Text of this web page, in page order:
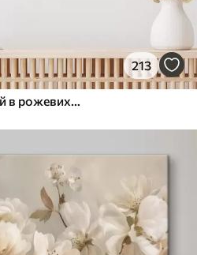
213
абстрактний букет півоній в рожевих тонах